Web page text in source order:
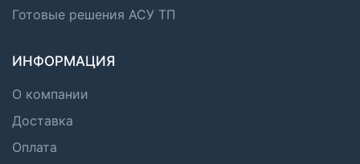
Готовые решения АСУ ТП
ИНФОРМАЦИЯ
О компании
Доставка
Оплата